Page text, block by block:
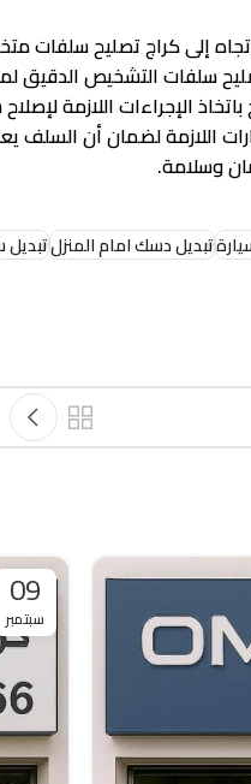
إلى كراج تصليح سلفات
سلفات التشخيص الدقيق
الإجراءات اللازمة
اللازمة لضمان أن السلف
وسلامة.
تبديل دسك امام المنزل
09
سبتمبر